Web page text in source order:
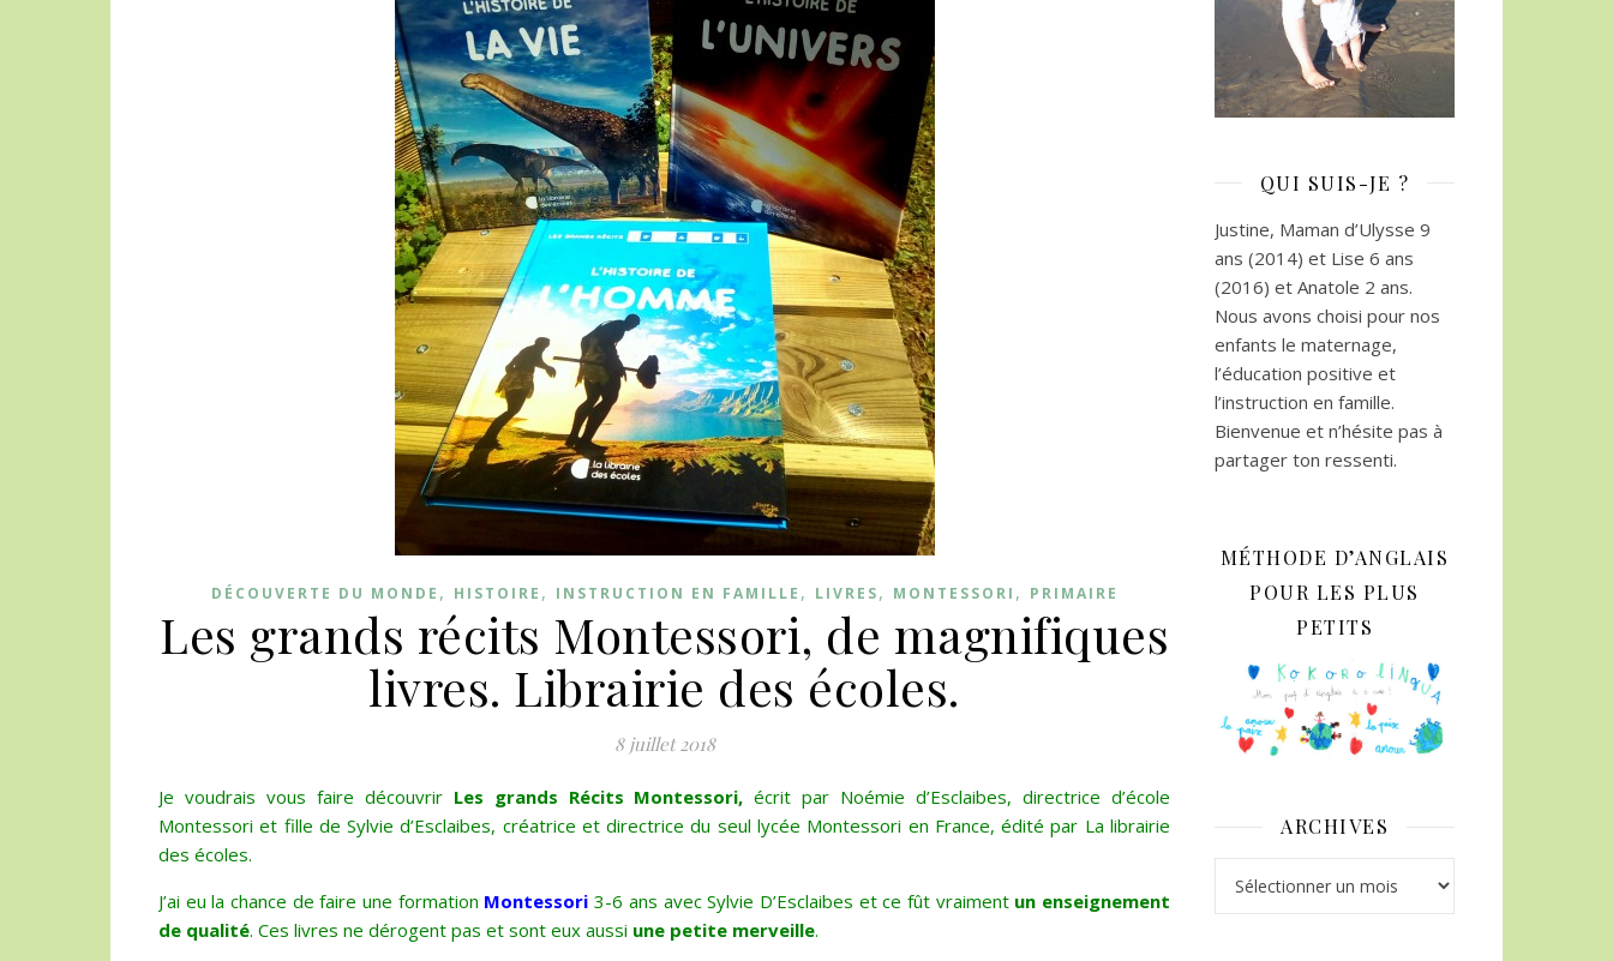
DÉCOUVERTE DU MONDE , HISTOIRE , INSTRUCTION EN FAMILLE , LIVRES, MONTESSORI , PRIMAIRE
Les grands récits Montessori, de magnifiques
livres. Librairie des écoles.
8 juillet 2018
Je voudrais vous faire découvrir Les grands Récits Montessori, écrit par Noémie d’Esclaibes, directrice d’école
Montessori et fille de Sylvie d’Esclaibes, créatrice et directrice du seul lycée Montessori en France, édité par La librairie
des écoles.
J’ai eu la chance de faire une formation Montessori 3-6 ans avec Sylvie D’Esclaibes et ce fût vraiment un enseignement
de qualité. Ces livres ne dérogent pas et sont eux aussi une petite merveille.
QUI SUIS-JE ?
Justine, Maman d’Ulysse 9
ans (2014) et Lise 6 ans
(2016) et Anatole 2 ans.
Nous avons choisi pour nos
enfants le maternage,
l’éducation positive et
l’instruction en famille.
Bienvenue et n’hésite pas à
partager ton ressenti.
MÉTHODE D’ANGLAIS
POUR LES PLUS
PETITS
ARCHIVES